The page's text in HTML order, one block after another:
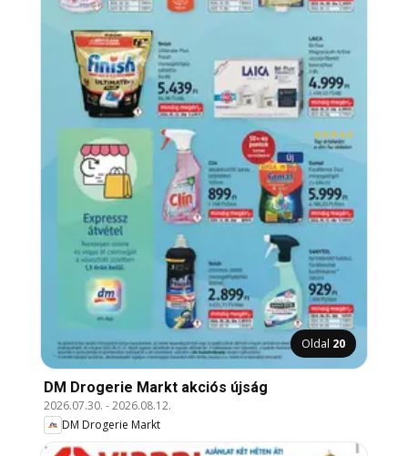
Oldal 20
DM Drogerie Markt akciós újság
2026.07.30. -2026.08.12.
DM Drogerie Markt